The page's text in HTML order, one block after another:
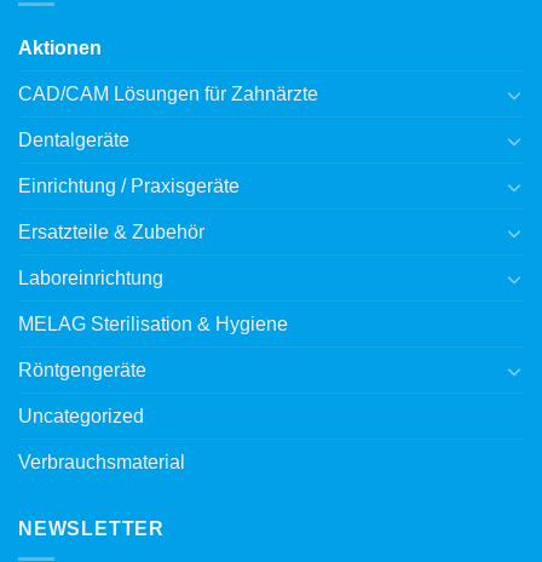
Aktionen
CAD/CAM Lösungen für Zahnärzte
Dentalgeräte
Einrichtung / Praxisgeräte
Ersatzteile & Zubehör
Laboreinrichtung
MELAG Sterilisation & Hygiene
Röntgengeräte
Uncategorized
Verbrauchsmaterial
NEWSLETTER